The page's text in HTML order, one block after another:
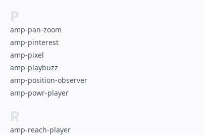
P
amp-pan-zoom
amp-pinterest
amp-pixel
amp-playbuzz
amp-position-observer
amp-powr-player
R
amp-reach-player